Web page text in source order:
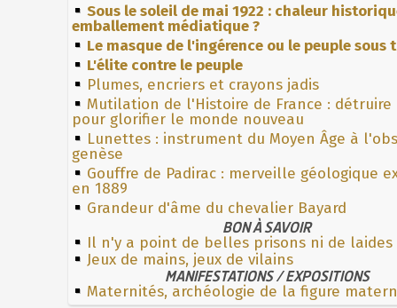
Sous le soleil de mai 1922 : chaleur
emballement médiatique ?
Le masque de l'ingérence ou le peuple sous
L'élite contre le peuple
Plumes, encriers et crayons jadis
Mutilation de l'Histoire de France : détruire
pour glorifier le monde nouveau
Lunettes : instrument du Moyen Âge à
genèse
Gouffre de Padirac : merveille géologique
en 1889
Grandeur d'âme du chevalier Bayard
BON À SAVOIR
Il n'y a point de belles prisons ni de laides
Jeux de mains, jeux de vilains
MANIFESTATIONS / EXPOSITIONS
Maternités, archéologie de la figure